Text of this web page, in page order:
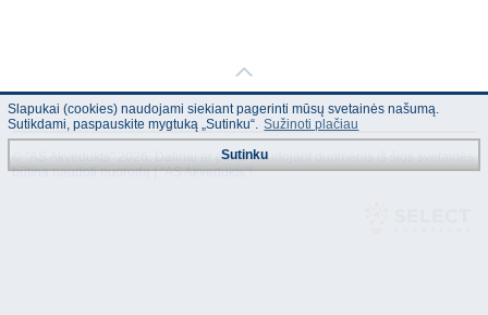
© "AS Akvedukts" 2026. Dalinai ar pilnai naudojant duomenis iš šios svetainės
būtina naudoti nuorodą Į "AS Akvedukts"!
Slapukai (cookies) naudojami siekiant pagerinti mūsų svetainės našumą.
Sutikdami, paspauskite mygtuką „Sutinku“. Sužinoti plačiau
Sutinku